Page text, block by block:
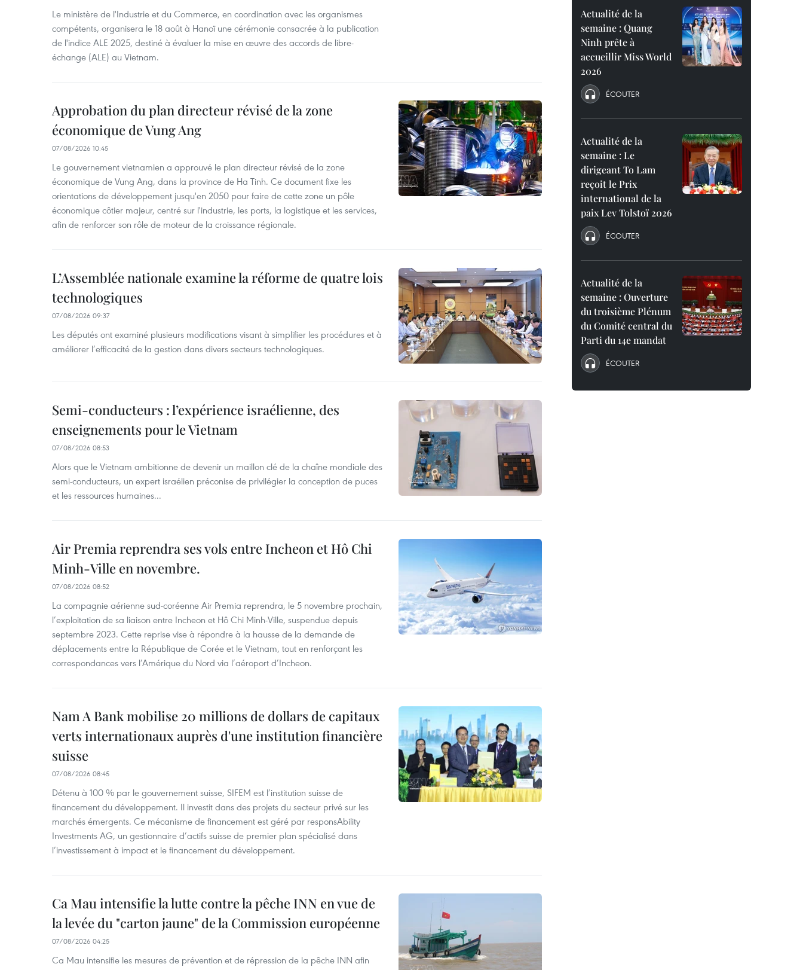
Le ministère de l'Industrie et du Commerce, en coordination avec les organismes
compétents, organisera le 18 août à Hanoï une cérémonie consacrée à la publication
de l'indice ALE 2025, destiné à évaluer la mise en œuvre des accords de libre-
échange (ALE) au Vietnam.
Approbation du plan directeur révisé de la zone
économique de Vung Ang
07/08/2026 10:45
Le gouvernement vietnamien a approuvé le plan directeur révisé de la zone
économique de Vung Ang, dans la province de Ha Tinh. Ce document fixe les
orientations de développement jusqu'en 2050 pour faire de cette zone un pôle
économique côtier majeur, centré sur l'industrie, les ports, la logistique et les services,
afin de renforcer son rôle de moteur de la croissance régionale.
L’Assemblée nationale examine la réforme de quatre lois
technologiques
07/08/2026 09:37
Les députés ont examiné plusieurs modifications visant à simplifier les procédures et à
améliorer l’efficacité de la gestion dans divers secteurs technologiques.
Semi-conducteurs : l’expérience israélienne, des
enseignements pour le Vietnam
07/08/2026 08:53
Alors que le Vietnam ambitionne de devenir un maillon clé de la chaîne mondiale des
semi-conducteurs, un expert israélien préconise de privilégier la conception de puces
et les ressources humaines...
Air Premia reprendra ses vols entre Incheon et Hô Chi
Minh-Ville en novembre.
07/08/2026 08:52
La compagnie aérienne sud-coréenne Air Premia reprendra, le 5 novembre prochain,
l’exploitation de sa liaison entre Incheon et Hô Chi Minh-Ville, suspendue depuis
septembre 2023. Cette reprise vise à répondre à la hausse de la demande de
déplacements entre la République de Corée et le Vietnam, tout en renforçant les
correspondances vers l’Amérique du Nord via l’aéroport d’Incheon.
Nam A Bank mobilise 20 millions de dollars de capitaux
verts internationaux auprès d'une institution financière
suisse
07/08/2026 08:45
Détenu à 100 % par le gouvernement suisse, SIFEM est l’institution suisse de
financement du développement. Il investit dans des projets du secteur privé sur les
marchés émergents. Ce mécanisme de financement est géré par responsAbility
Investments AG, un gestionnaire d’actifs suisse de premier plan spécialisé dans
l’investissement à impact et le financement du développement.
Ca Mau intensifie la lutte contre la pêche INN en vue de
la levée du "carton jaune" de la Commission européenne
07/08/2026 04:25
Ca Mau intensifie les mesures de prévention et de répression de la pêche INN afin
Actualité de la
semaine : Quang
Ninh prête à
accueillir Miss World
2026
ÉCOUTER
Actualité de la
semaine : Le
dirigeant To Lam
reçoit le Prix
international de la
paix Lev Tolstoï 2026
ÉCOUTER
Actualité de la
semaine : Ouverture
du troisième Plénum
du Comité central du
Parti du 14e mandat
ÉCOUTER